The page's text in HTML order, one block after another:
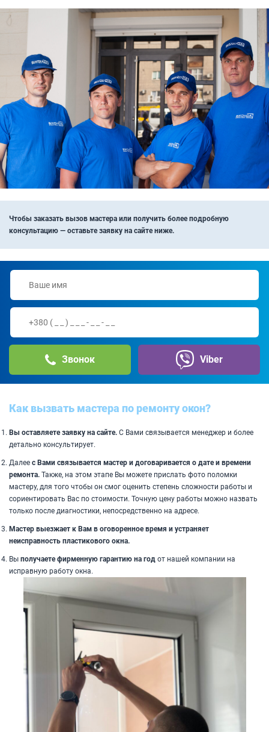
Чтобы заказать вызов мастера или получить более подробную
консультацию — оставьте заявку на сайте ниже.
Звонок Viber
Как вызвать мастера по ремонту окон?
Вы оставляете заявку на сайте. С Вами связывается менеджер и более
детально консультирует.
Далее с Вами связывается мастер и договаривается о дате и времени
ремонта. Также, на этом этапе Вы можете прислать фото поломки
мастеру, для того чтобы он смог оценить степень сложности работы и
сориентировать Вас по стоимости. Точную цену работы можно назвать
только после диагностики, непосредственно на адресе.
Мастер выезжает к Вам в оговоренное время и устраняет
неисправность пластикового окна.
Вы получаете фирменную гарантию на год от нашей компании на
исправную работу окна.